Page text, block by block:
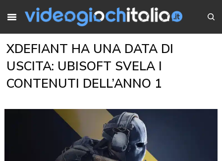
XDEFIANT HA UNA DATA DI
USCITA: UBISOFT SVELA I
CONTENUTI DELL’ANNO 1